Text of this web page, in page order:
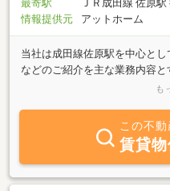
最寄駅
ＪＲ成田線 佐原駅
情報提供元
アットホーム
当社は成田線佐原駅を中心と
などのご紹介を主な業務内容
に丁寧な対応でご評いただいも
この不
賃貸